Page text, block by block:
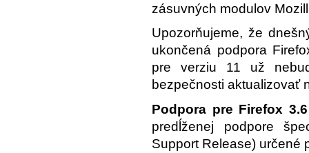
zásuvných modulov
Upozorňujeme, že
ukončená podpora
pre verziu 11 už
bezpečnosti aktualizovať
Podpora pre Firefox 3.6
predĺženej podpore
Support Release) určené